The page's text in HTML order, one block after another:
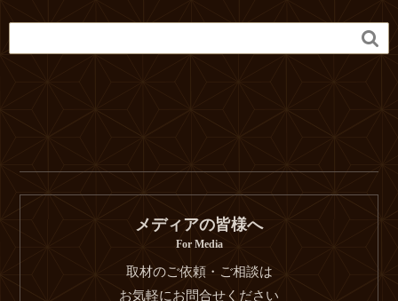

メディアの皆様へ
For Media
取材のご依頼・ご相談は
お気軽にお問合せください